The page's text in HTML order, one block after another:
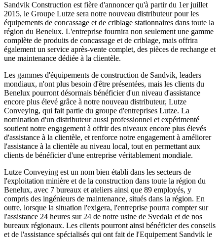
Sandvik Construction est fière d'annoncer qu'à partir du 1er juillet
2015, le Groupe Lutze sera notre nouveau distributeur pour les
équipements de concassage et de criblage stationnaires dans toute la
région du Benelux. L'entreprise fournira non seulement une gamme
complète de produits de concassage et de criblage, mais offrira
également un service après-vente complet, des pièces de rechange et
une maintenance dédiée à la clientèle.
Les gammes d'équipements de construction de Sandvik, leaders
mondiaux, n'ont plus besoin d'être présentées, mais les clients du
Benelux pourront désormais bénéficier d'un niveau d'assistance
encore plus élevé grâce à notre nouveau distributeur, Lutze
Conveying, qui fait partie du groupe d'entreprises Lutze. La
nomination d'un distributeur aussi professionnel et expérimenté
soutient notre engagement à offrir des niveaux encore plus élevés
d'assistance à la clientèle, et renforce notre engagement à améliorer
l'assistance à la clientèle au niveau local, tout en permettant aux
clients de bénéficier d'une entreprise véritablement mondiale.
Lutze Conveying est un nom bien établi dans les secteurs de
l'exploitation minière et de la construction dans toute la région du
Benelux, avec 7 bureaux et ateliers ainsi que 89 employés, y
compris des ingénieurs de maintenance, situés dans la région. En
outre, lorsque la situation l'exigera, l'entreprise pourra compter sur
l'assistance 24 heures sur 24 de notre usine de Svedala et de nos
bureaux régionaux. Les clients pourront ainsi bénéficier des conseils
et de l'assistance spécialisés qui ont fait de l'Equipement Sandvik le